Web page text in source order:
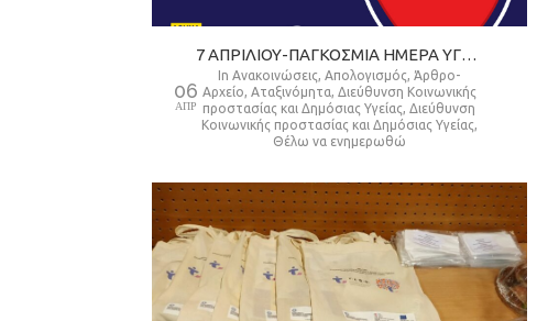
06
ΑΠΡ
7 ΑΠΡΙΛΙΟΥ-ΠΑΓΚΟΣΜΙΑ ΗΜΕΡΑ ΥΓΕΙΑΣ
inΑνακοινώσεις,Απολογισμός,Άρθρο-
Αρχείο, Αταξινόμητα, Διεύθυνση Κοινωνικής
προστασίας και Δημόσιας Υγείας,Διεύθυνση
Κοινωνικής προστασίας και Δημόσιας Υγείας,
Θέλω να ενημερωθώ